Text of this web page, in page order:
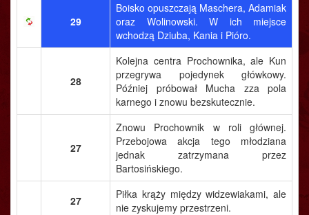
29
Boisko opuszczają Maschera, Adamiak
oraz Wolinowski. W ich miejsce
wchodzą Dziuba, Kania i Pióro.
28
Kolejna centra Prochownika, ale Kun
przegrywa pojedynek główkowy.
Później próbował Mucha zza pola
karnego i znowu bezskutecznie.
27
Znowu Prochownik w roli głównej.
Przebojowa akcja tego młodziana
jednak zatrzymana przez
Bartosińskiego.
27
Piłka krąży między widzewiakami, ale
nie zyskujemy przestrzeni.